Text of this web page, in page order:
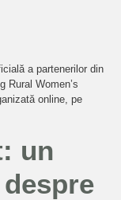
a partenerilor din
Rural Women’s
online, pe
un